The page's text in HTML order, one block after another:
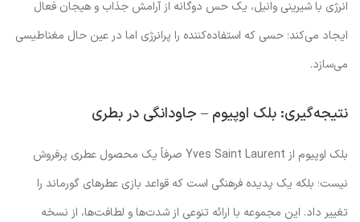
انرژی با شیرینی وانیل، یک حس دوگانه از آرامش جذاب و هیجان فعال
ایجاد می‌کند؛ حسی که استفاده‌کننده را پرانرژی اما در عین حال مغناطیسی
می‌سازد.
نتیجه‌گیری: بلک اوپیوم – جاودانگی در بطری
بلک اوپیوم از Yves Saint Laurent صرفاً یک محصول عطری پرفروش
نیست؛ بلکه یک پدیده فرهنگی است که قواعد بازی عطرهای گورماند را
تغییر داد. این مجموعه با ارائه تنوعی از شدت‌ها و لطافت‌ها، از نسخه